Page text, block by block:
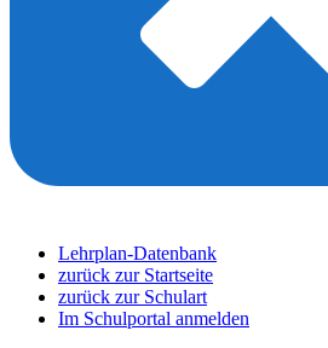
Lehrplan-Datenbank
zurück zur Startseite
zurück zur Schulart
Im Schulportal anmelden